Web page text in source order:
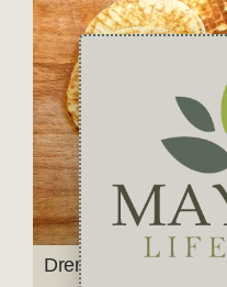
Drentse kniepertjes